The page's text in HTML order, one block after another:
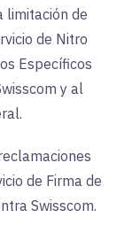
limitación de
de Nitro
Específicos
y al
de Firma de
Swisscom.